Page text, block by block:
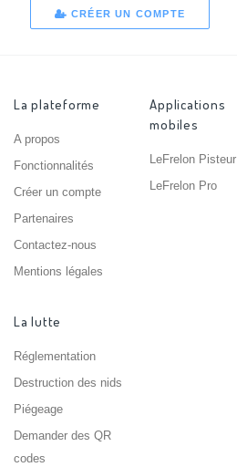
CRÉER UN COMPTE
La plateforme
A propos
Fonctionnalités
Créer un compte
Partenaires
Contactez-nous
Mentions légales
Applications
mobiles
LeFrelon Pisteur
LeFrelon Pro
La lutte
Réglementation
Destruction des nids
Piégeage
Demander des QR
codes